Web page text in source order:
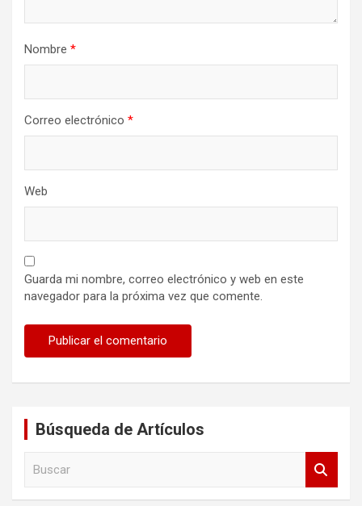
Nombre *
Correo electrónico *
Web
Guarda mi nombre, correo electrónico y web en este
navegador para la próxima vez que comente.
Búsqueda de Artículos